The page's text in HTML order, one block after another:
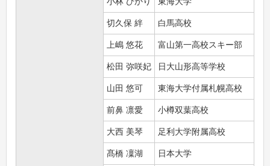
切久保 絆 白馬高校
上嶋 悠花 富山第一高校スキー部
松田 弥咲妃 日大山形高等学校
山田 悠可 東海大学付属札幌高校
前鼻 凛愛 小樽双葉高校
大西 美琴 足利大学附属高校
髙橋 凜湖 日本大学